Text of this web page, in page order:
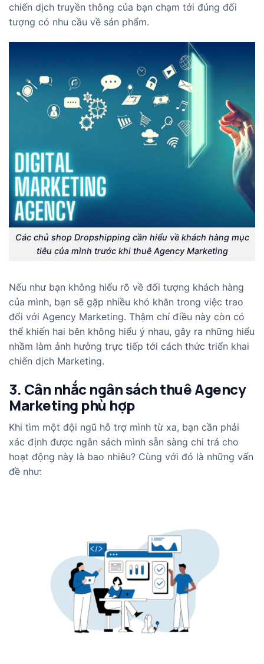
chiến dịch truyền thông của bạn chạm tới đúng đối
tượng có nhu cầu về sản phẩm.
Các chủ shop Dropshipping cần hiểu về khách hàng mục
tiêu của mình trước khi thuê Agency Marketing
Nếu như bạn không hiểu rõ về đối tượng khách hàng
của mình, bạn sẽ gặp nhiều khó khăn trong việc trao
đổi với Agency Marketing. Thậm chí điều này còn có
thể khiến hai bên không hiểu ý nhau, gây ra những hiểu
nhầm làm ảnh hưởng trực tiếp tới cách thức triển khai
chiến dịch Marketing.
3. Cân nhắc ngân sách thuê Agency
Marketing phù hợp
Khi tìm một đội ngũ hỗ trợ mình từ xa, bạn cần phải
xác định được ngân sách mình sẵn sàng chi trả cho
hoạt động này là bao nhiêu? Cùng với đó là những vấn
đề như: